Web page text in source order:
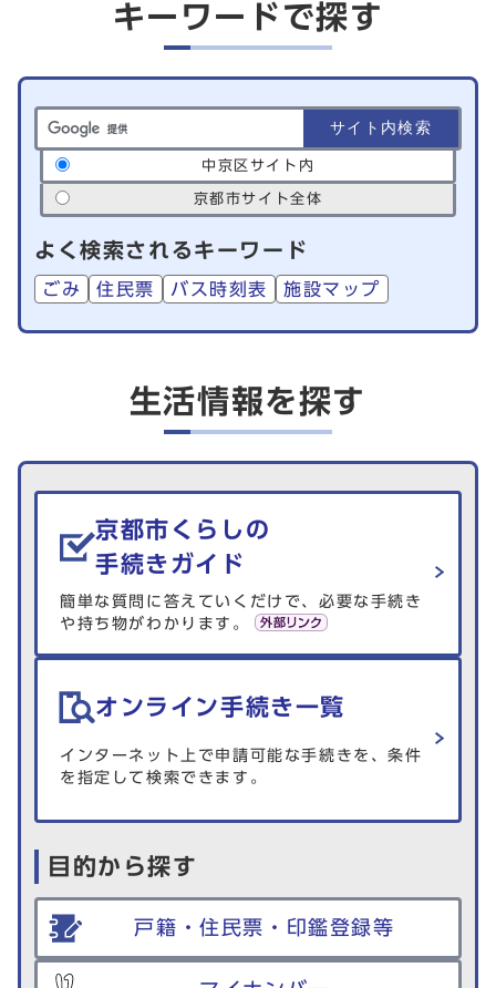
キーワードで探す
サイト内検索の範囲 中京区サイト内
京都市サイト全体
よく検索されるキーワード
ごみ 住民票 バス時刻表 施設マップ
生活情報を探す
京都市くらしの
手続きガイド
簡単な質問に答えていくだけで、必要な手続き
や持ち物がわかります。
オンライン手続き一覧
インターネット上で申請可能な手続きを、条件
を指定して検索できます。
目的から探す
戸籍・住民票・印鑑登録等